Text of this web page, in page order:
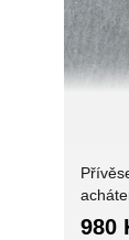
980